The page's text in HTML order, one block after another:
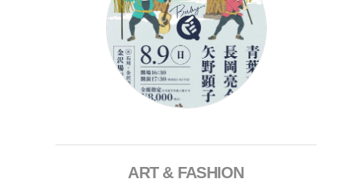
ART & FASHION